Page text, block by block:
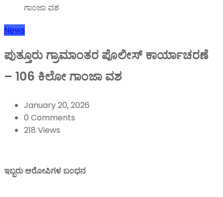
ಗಾಂಜಾ ವಶ
News
ಪುತ್ತೂರು ಗ್ರಾಮಾಂತರ ಪೊಲೀಸ್‌ ಕಾರ್ಯಾಚರಣೆ
– 106 ಕಿಲೋ ಗಾಂಜಾ ವಶ
January 20, 2026
0 Comments
218 Views
ಇಬ್ಬರು ಆರೋಪಿಗಳ ಬಂಧನ